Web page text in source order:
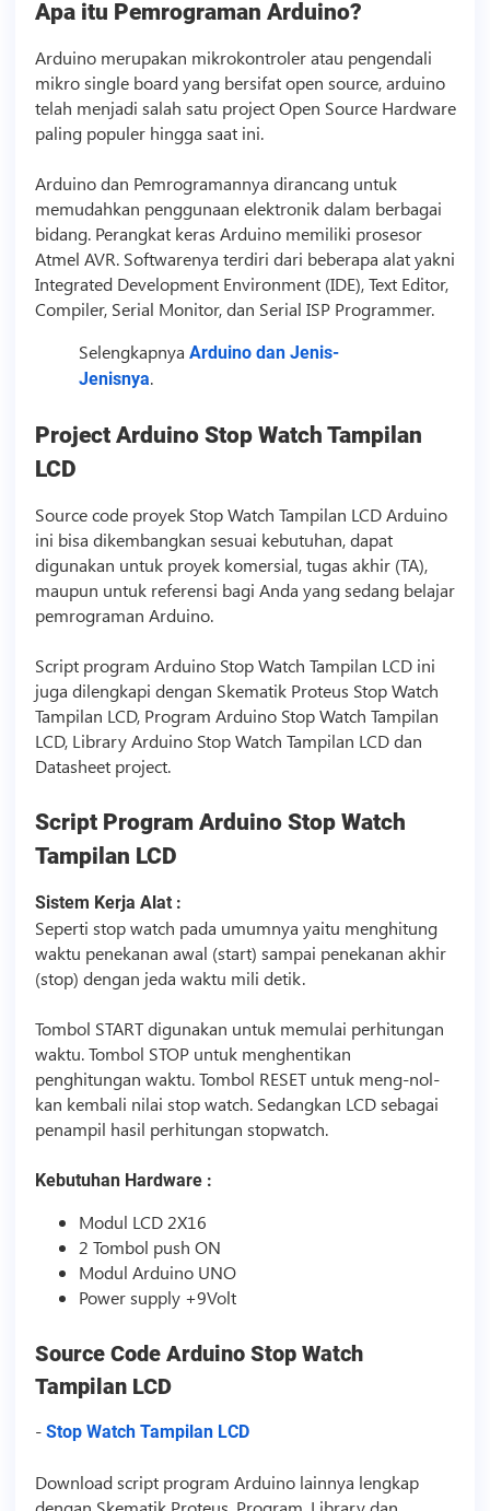
Apa itu Pemrograman Arduino?
Arduino merupakan mikrokontroler atau pengendali
mikro single board yang bersifat open source, arduino
telah menjadi salah satu project Open Source Hardware
paling populer hingga saat ini.
Arduino dan Pemrogramannya dirancang untuk
memudahkan penggunaan elektronik dalam berbagai
bidang. Perangkat keras Arduino memiliki prosesor
Atmel AVR. Softwarenya terdiri dari beberapa alat yakni
Integrated Development Environment (IDE), Text Editor,
Compiler, Serial Monitor, dan Serial ISP Programmer.
Selengkapnya Arduino dan Jenis-
Jenisnya.
Project Arduino Stop Watch Tampilan
LCD
Source codeproyek Stop Watch Tampilan LCD Arduino
ini bisa dikembangkan sesuai kebutuhan, dapat
digunakan untuk proyek komersial, tugas akhir (TA),
maupun untuk referensi bagi Anda yang sedang belajar
pemrograman Arduino.
Scriptprogram Arduino Stop Watch Tampilan LCD ini
juga dilengkapi dengan Skematik Proteus Stop Watch
Tampilan LCD, Program Arduino Stop Watch Tampilan
LCD, Library Arduino Stop Watch Tampilan LCD dan
Datasheet project.
ScriptProgram Arduino Stop Watch
Tampilan LCD
Sistem Kerja Alat :
Seperti stop watch pada umumnya yaitu menghitung
waktu penekanan awal (start) sampai penekanan akhir
(stop) dengan jeda waktu mili detik.
Tombol START digunakan untuk memulai perhitungan
waktu. Tombol STOP untuk menghentikan
penghitungan waktu. Tombol RESET untuk meng-nol-
kan kembali nilai stop watch. Sedangkan LCD sebagai
penampil hasil perhitungan stopwatch.
Kebutuhan Hardware :
Modul LCD 2X16
2 Tombol push ON
Modul Arduino UNO
Power supply +9Volt
Source CodeArduino Stop Watch
Tampilan LCD
- Stop Watch Tampilan LCD
Downloadscriptprogram Arduino lainnya lengkap